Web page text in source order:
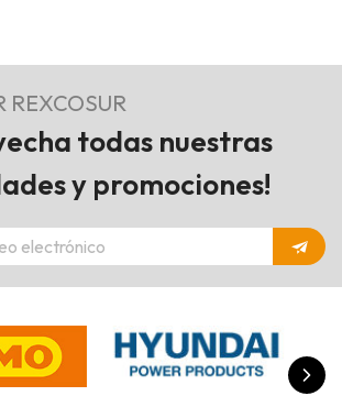
REXCOSUR
todas nuestras
y promociones!